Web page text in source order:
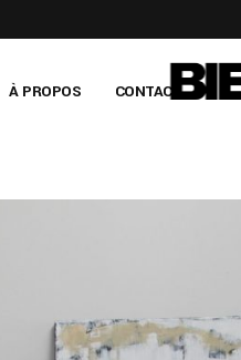
À PROPOS CONTACT